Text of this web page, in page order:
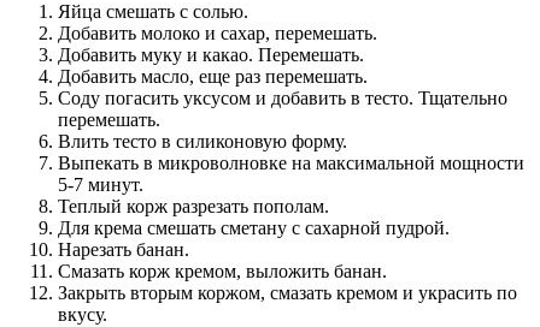
Яйца смешать с солью.
Добавить молоко и сахар, перемешать.
Добавить муку и какао. Перемешать.
Добавить масло, еще раз перемешать.
Соду погасить уксусом и добавить в тесто. Тщательно
перемешать.
Влить тесто в силиконовую форму.
Выпекать в микроволновке на максимальной мощности
5-7 минут.
Теплый корж разрезать пополам.
Для крема смешать сметану с сахарной пудрой.
Нарезать банан.
Смазать корж кремом, выложить банан.
Закрыть вторым коржом, смазать кремом и украсить по
вкусу.